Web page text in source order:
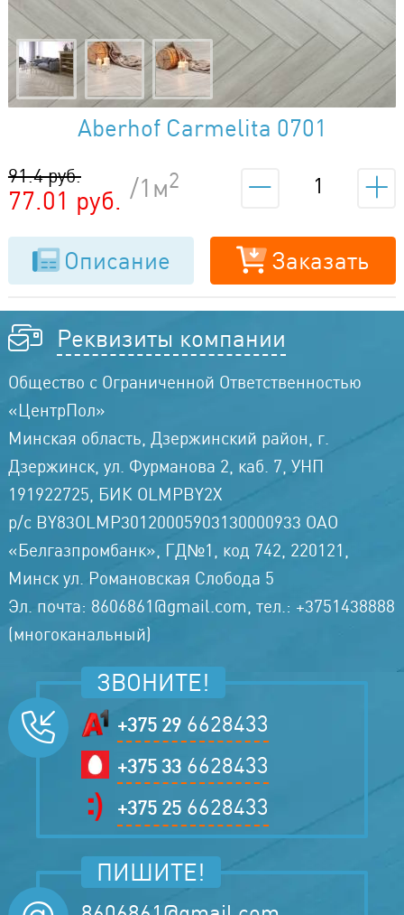
Aberhof Carmelita 0701
77.01 руб.
91.4 руб. /1м2
Описание Заказать
Реквизиты компании
Общество с Ограниченной Ответственностью
«ЦентрПол»
Минская область, Дзержинский район, г.
Дзержинск, ул. Фурманова 2, каб. 7, УНП
191922725, БИК OLMPBY2X
р/с BY83OLMP30120005903130000933 ОАО
«Белгазпромбанк», ГД№1, код 742, 220121,
Минск ул. Романовская Слобода 5
Эл. почта: 8606861@gmail.com, тел.: +3751438888
(многоканальный)
ЗВОНИТЕ!
+375 296628433
+375 336628433
+375 256628433
ПИШИТЕ!